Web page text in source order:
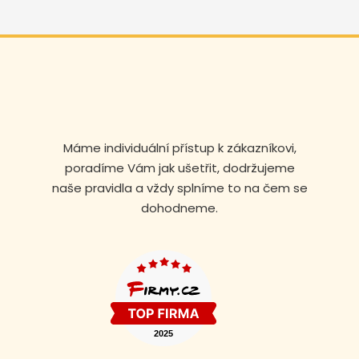
Máme individuální přístup k zákazníkovi,
poradíme Vám jak ušetřit, dodržujeme
naše pravidla a vždy splníme to na čem se
dohodneme.
+420 608 105 106